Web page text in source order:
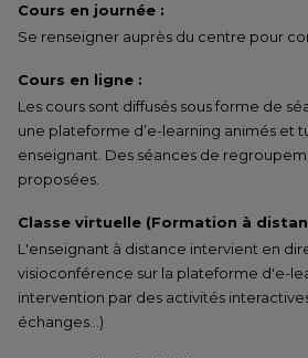
Cours en journée :
Se renseigner auprès du centre pour
Cours en ligne :
Les cours sont diffusés sous forme de
une plateforme d’e-learning animés et
enseignant. Des séances de
proposées.
Classe virtuelle (Formation à
L'enseignant à distance intervient en
visioconférence sur la plateforme d'e-
intervention par des activités
échanges…)